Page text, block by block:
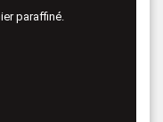
paraffiné.